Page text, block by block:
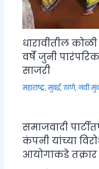
धारावीतील
वर्षे जुनी
साजरी
महाराष्ट्र,मुंबई, ठाणे, नवी
समाजवादी
कंपनी यांच्या
आयोगाकडे